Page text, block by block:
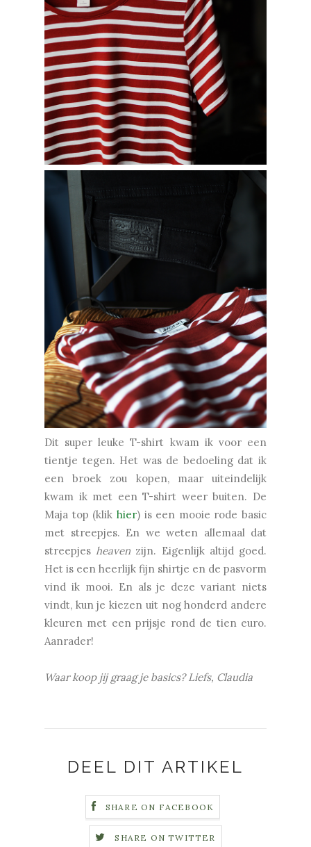
Dit super leuke T-shirt kwam ik voor een
tientje tegen. Het was de bedoeling dat ik
een broek zou kopen, maar uiteindelijk
kwam ik met een T-shirt weer buiten. De
Maja top (klik hier) is een mooie rode basic
met streepjes. En we weten allemaal dat
streepjes heaven zijn. Eigenlijk altijd goed.
Het is een heerlijk fijn shirtje en de pasvorm
vind ik mooi. En als je deze variant niets
vindt, kun je kiezen uit nog honderd andere
kleuren met een prijsje rond de tien euro.
Aanrader!
Waar koop jij graag je basics? Liefs, Claudia
DEEL DIT ARTIKEL
SHARE ON FACEBOOK
SHARE ON TWITTER